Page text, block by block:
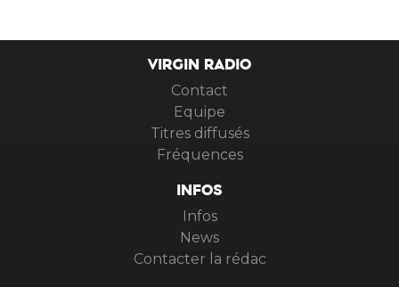
VIRGIN RADIO
Contact
Equipe
Titres diffusés
Fréquences
INFOS
Infos
News
Contacter la rédac